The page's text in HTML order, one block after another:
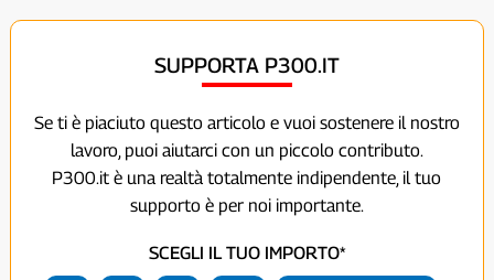
SUPPORTA P300.IT
Se ti è piaciuto questo articolo e vuoi sostenere il nostro
lavoro, puoi aiutarci con un piccolo contributo.
P300.it è una realtà totalmente indipendente, il tuo
supporto è per noi importante.
SCEGLI IL TUO IMPORTO*